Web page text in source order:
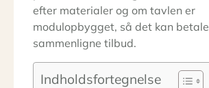
efter materialer og om tavlen er
modulopbygget, så det kan
sammenligne tilbud.
Indholdsfortegnelse